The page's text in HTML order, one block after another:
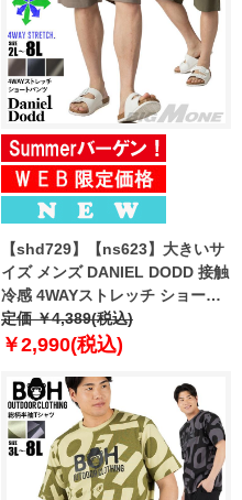
【shd729】【ns623】大きいサ
イズ メンズ DANIEL DODD 接触
冷感 4WAYストレッチ ショーツ
ショートパンツ ハーフパンツ 春
夏新作 azsp-260204 【fre】
定価 ￥4,389(税込)
￥2,990(税込)